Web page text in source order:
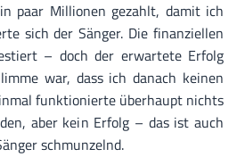
paar Millionen gezahlt, damit ich
sich der Sänger. Die finanziellen
– doch der erwartete Erfolg
war, dass ich danach keinen
funktionierte überhaupt nichts
aber kein Erfolg – das ist auch
schmunzelnd.